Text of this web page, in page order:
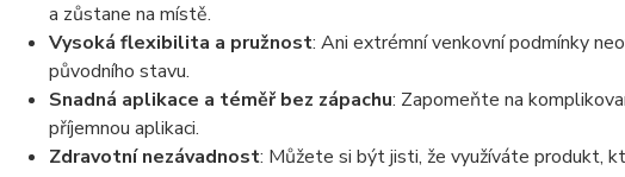
a zůstane na místě.
Vysoká flexibilita a pružnost: Ani extrémní venkovní podmínky
původního stavu.
Snadná aplikace a téměř bez zápachu: Zapomeňte na
příjemnou aplikaci.
Zdravotní nezávadnost: Můžete si být jisti, že využíváte produkt,